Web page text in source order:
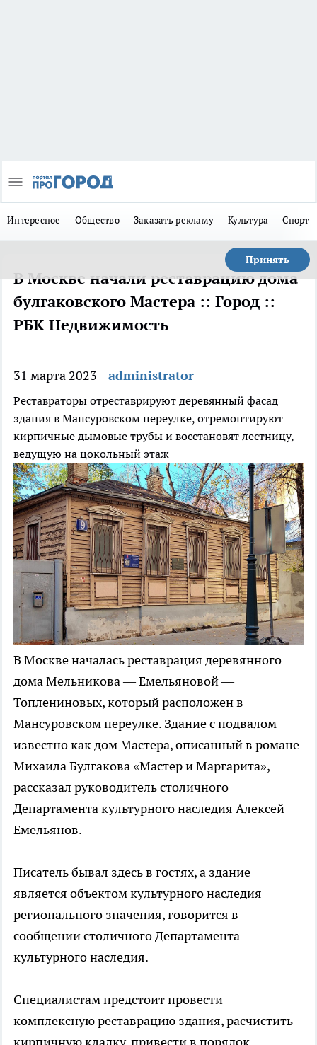
Интересное Общество Заказать рекламу Культура Спорт
Принять
В Москве начали реставрацию дома
булгаковского Мастера :: Город ::
РБК Недвижимость
31 марта 2023 administrator
Реставраторы отреставрируют деревянный фасад
здания в Мансуровском переулке, отремонтируют
кирпичные дымовые трубы и восстановят лестницу,
ведущую на цокольный этаж
В Москве началась реставрация деревянного
дома Мельникова — Емельяновой —
Топлениновых, который расположен в
Мансуровском переулке. Здание с подвалом
известно как дом Мастера, описанный в романе
Михаила Булгакова «Мастер и Маргарита»,
рассказал руководитель столичного
Департамента культурного наследия Алексей
Емельянов.
Писатель бывал здесь в гостях, а здание
является объектом культурного наследия
регионального значения, говорится в
сообщении столичного Департамента
культурного наследия.
Специалистам предстоит провести
комплексную реставрацию здания, расчистить
кирпичную кладку, привести в порядок